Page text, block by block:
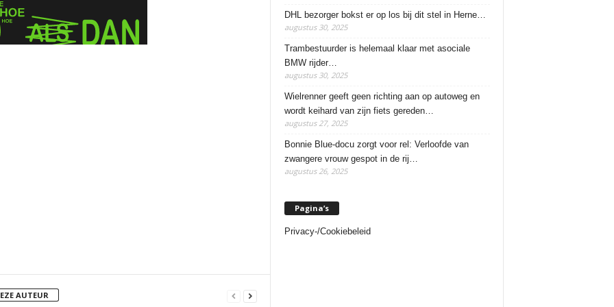
AUTEUR
DHL bezorger bokst er op los bij dit stel in Herne…
augustus 30, 2025
Trambestuurder is helemaal klaar met asociale
BMW rijder…
augustus 30, 2025
Wielrenner geeft geen richting aan op autoweg en
wordt keihard van zijn fiets gereden…
augustus 27, 2025
Bonnie Blue-docu zorgt voor rel: Verloofde van
zwangere vrouw gespot in de rij…
augustus 26, 2025
Pagina’s
Privacy-/Cookiebeleid